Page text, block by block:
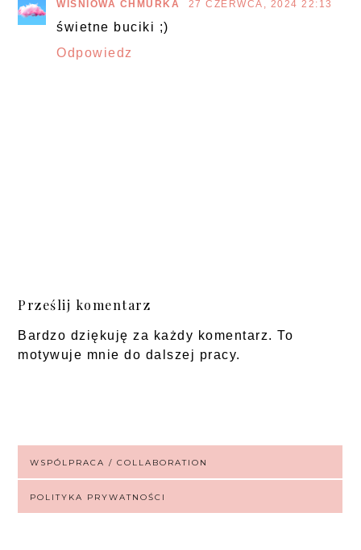
WIŚNIOWA CHMURKA 27 CZERWCA, 2024 22:13
świetne buciki ;)
Odpowiedz
Prześlij komentarz
Bardzo dziękuję za każdy komentarz. To
motywuje mnie do dalszej pracy.
WSPÓLPRACA / COLLABORATION
POLITYKA PRYWATNOŚCI